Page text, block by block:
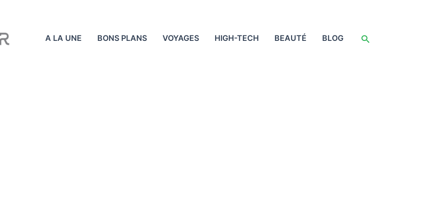
A LA UNE BONS PLANS VOYAGES HIGH-TECH BEAUTÉ BLOG Rechercher